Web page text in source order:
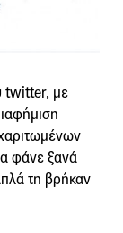
twitter, με
φάνε ξανά
τη βρήκαν